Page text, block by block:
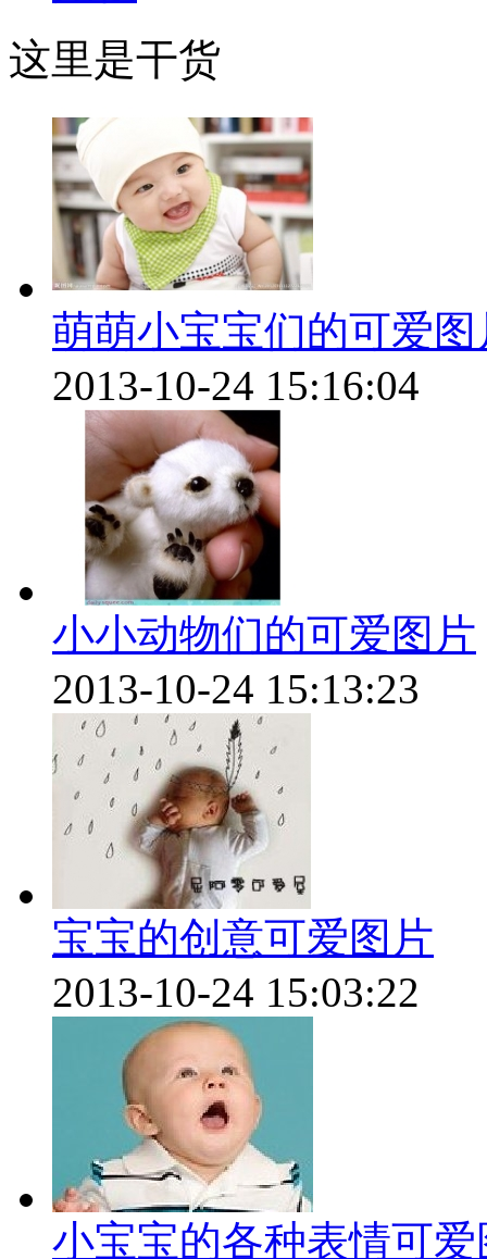
这里是干货
萌萌小宝宝们的可爱图
2013-10-24 15:16:04
小小动物们的可爱图片
2013-10-24 15:13:23
宝宝的创意可爱图片
2013-10-24 15:03:22
小宝宝的各种表情可爱